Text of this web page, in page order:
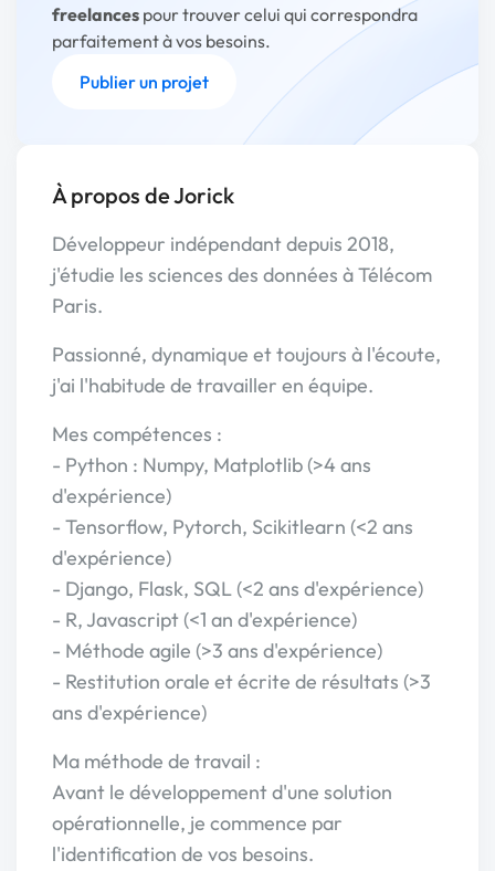
freelances pour trouver celui qui correspondra
parfaitement à vos besoins.
Publier un projet
À propos de Jorick
Développeur indépendant depuis 2018,
j'étudie les sciences des données à Télécom
Paris.
Passionné, dynamique et toujours à l'écoute,
j'ai l'habitude de travailler en équipe.
Mes compétences :
- Python : Numpy, Matplotlib (>4 ans
d'expérience)
- Tensorflow, Pytorch, Scikitlearn (<2 ans
d'expérience)
- Django, Flask, SQL (<2 ans d'expérience)
- R, Javascript (<1 an d'expérience)
- Méthode agile (>3 ans d'expérience)
- Restitution orale et écrite de résultats (>3
ans d'expérience)
Ma méthode de travail :
Avant le développement d'une solution
opérationnelle, je commence par
l'identification de vos besoins.